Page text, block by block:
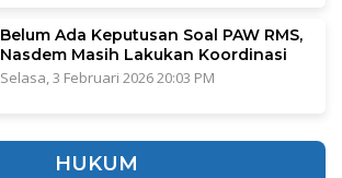
Belum Ada Keputusan Soal PAW RMS,
Nasdem Masih Lakukan Koordinasi
Selasa, 3 Februari 2026 20:03 PM
HUKUM